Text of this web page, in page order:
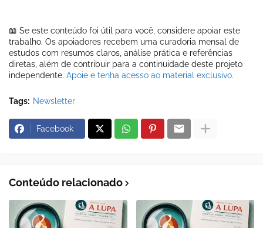
📖 Se este conteúdo foi útil para você, considere apoiar este
trabalho. Os apoiadores recebem uma curadoria mensal de
estudos com resumos claros, análise prática e referências
diretas, além de contribuir para a continuidade deste projeto
independente. Apoie e tenha acesso ao material exclusivo.
Tags: Newsletter
Facebook
Conteúdo relacionado